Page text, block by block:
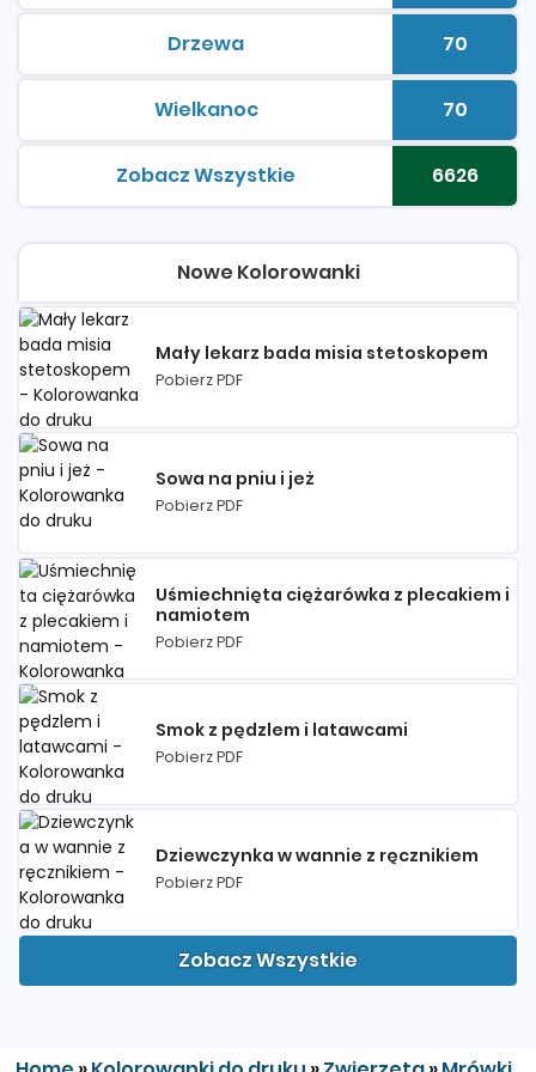
Drzewakolorowanki do druku Liczba
70
Wielkanockolorowanki do druku Liczba
70
Zobacz Wszystkiekolorowanki do druku Liczba
6626
Nowe Kolorowanki
Mały lekarz bada misia stetoskopem
Pobierz PDF
Sowa na pniu i jeż
Pobierz PDF
Uśmiechnięta ciężarówka z plecakiem i
namiotem
Pobierz PDF
Smok z pędzlem i latawcami
Pobierz PDF
Dziewczynka w wannie z ręcznikiem
Pobierz PDF
Zobacz Wszystkie